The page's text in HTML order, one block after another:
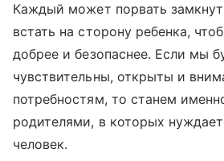
Каждый может порвать
встать на сторону ребенка,
добрее и безопаснее. Если мы
чувствительны, открыты и
потребностям, то станем
родителями, в которых
человек.